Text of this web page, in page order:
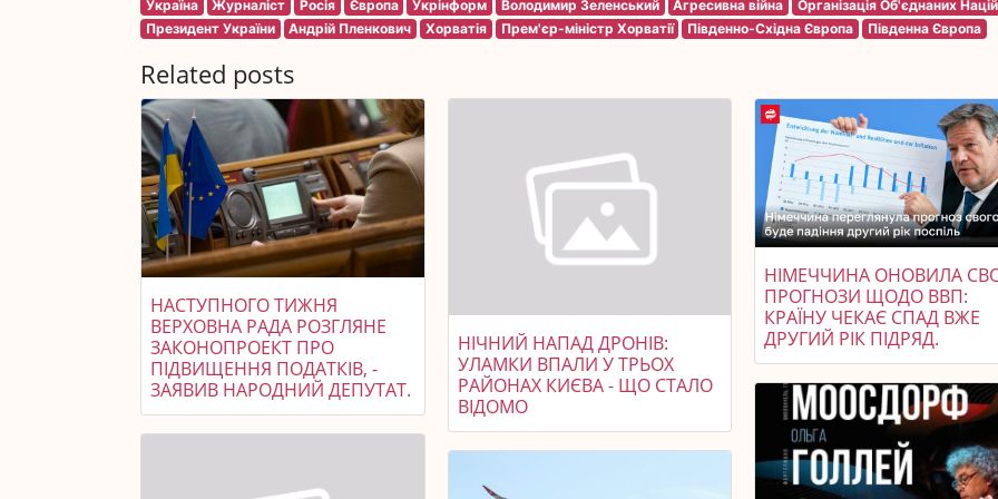
Україна Журналіст Росія Європа Укрінформ Володимир Зеленський Агресивна війна
Організація Об'єднаних Націй
Президент України
Андрій Пленкович Хорватія Прем'єр-міністр Хорватії Південно-Східна Європа Південна Європа
Related posts
НАСТУПНОГО ТИЖНЯ
ВЕРХОВНА РАДА РОЗГЛЯНЕ
ЗАКОНОПРОЕКТ ПРО
ПІДВИЩЕННЯ ПОДАТКІВ, -
ЗАЯВИВ НАРОДНИЙ ДЕПУТАТ.
НІЧНИЙ НАПАД ДРОНІВ:
УЛАМКИ ВПАЛИ У ТРЬОХ
РАЙОНАХ КИЄВА - ЩО СТАЛО
ВІДОМО
НІМЕЧЧИНА ОНОВИЛА
ПРОГНОЗИ ЩОДО ВВП:
КРАЇНУ ЧЕКАЄ СПАД ВЖЕ
ДРУГИЙ РІК ПІДРЯД.